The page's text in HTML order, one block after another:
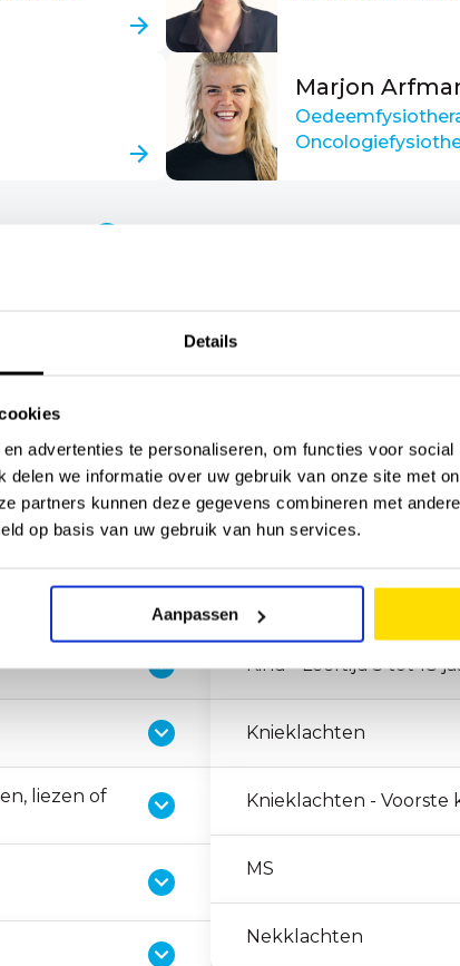
Details
advertenties te personaliseren, om functies voor
delen we informatie over uw gebruik van onze site met
partners kunnen deze gegevens combineren met
op basis van uw gebruik van hun services.
Aanpassen
Marjon
terecht voor:
liezen of
Kind - Leeftijd 0 tot 2
Kind - Leeftijd 5 tot 18
Knieklachten
Knieklachten - Voorste
MS
Nekklachten